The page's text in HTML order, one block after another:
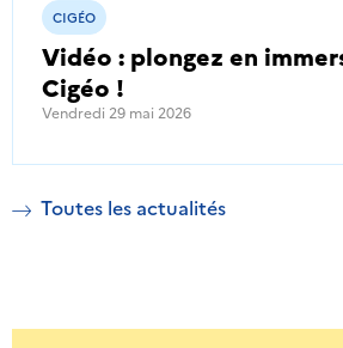
Vidéo : plongez en
Cigéo !
CIGÉO
Vendredi 29 mai 2026
Toutes les actualités